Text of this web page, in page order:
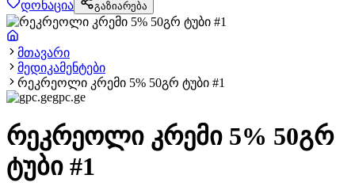
დონაცია გაზიარება
მთავარი
მედიკამენტები
რეკრეოლი კრემი 5% 50გრ ტუბი #1
gpc.ge
რეკრეოლი კრემი 5% 50გრ
ტუბი #1